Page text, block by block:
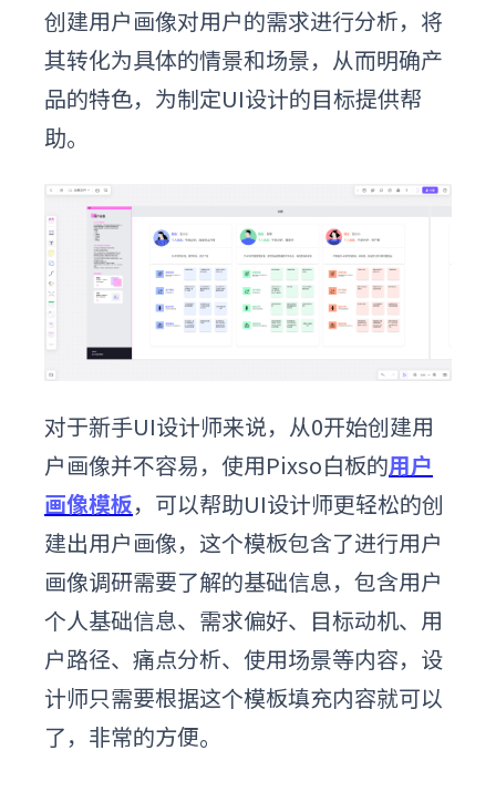
创建用户画像对用户的需求进行分析，将
其转化为具体的情景和场景，从而明确产
品的特色，为制定UI设计的目标提供帮
助。
对于新手UI设计师来说，从0开始创建用
户画像并不容易，使用Pixso白板的用户
画像模板，可以帮助UI设计师更轻松的创
建出用户画像，这个模板包含了进行用户
画像调研需要了解的基础信息，包含用户
个人基础信息、需求偏好、目标动机、用
户路径、痛点分析、使用场景等内容，设
计师只需要根据这个模板填充内容就可以
了，非常的方便。